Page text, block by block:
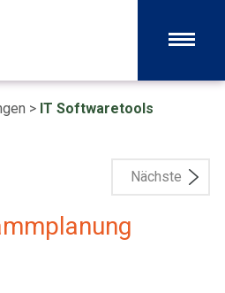
> IT Softwaretools
Nächste